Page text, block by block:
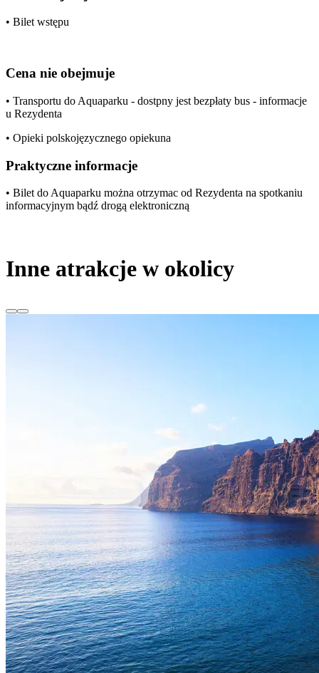
• Bilet wstępu
Cena nie obejmuje
• Transportu do Aquaparku - dostpny jest bezpłaty bus - informacje
u Rezydenta
• Opieki polskojęzycznego opiekuna
Praktyczne informacje
• Bilet do Aquaparku można otrzymac od Rezydenta na spotkaniu
informacyjnym bądź drogą elektroniczną
Inne atrakcje w okolicy